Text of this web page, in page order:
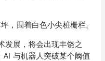
，围着白色小尖桩栅栏。
发展，将会出现丰饶之
与机器人突破某个阈值